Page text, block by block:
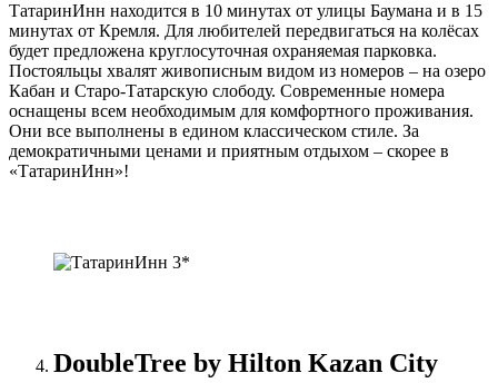
ТатаринИнн находится в 10 минутах от улицы Баумана и в 15
минутах от Кремля. Для любителей передвигаться на колёсах
будет предложена круглосуточная охраняемая парковка.
Постояльцы хвалят живописным видом из номеров – на озеро
Кабан и Старо-Татарскую слободу. Современные номера
оснащены всем необходимым для комфортного проживания.
Они все выполнены в едином классическом стиле. За
демократичными ценами и приятным отдыхом – скорее в
«ТатаринИнн»!
DoubleTree by Hilton Kazan City